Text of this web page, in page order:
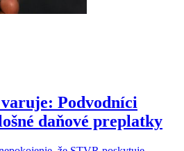
Podvodníci
daňové preplatky